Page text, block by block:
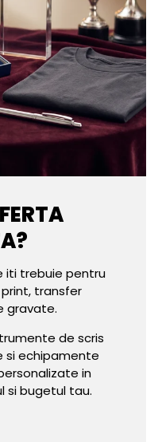
iti trebuie pentru
transfer
gravate.
de scris
si echipamente
in
si bugetul tau.